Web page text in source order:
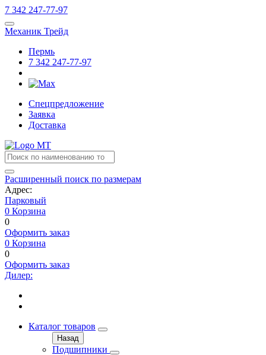
7 342 247-77-97
Механик Трейд
Пермь
7 342 247-77-97
Спецпредложение
Заявка
Доставка
Расширенный поиск по размерам
Адрес:
Парковый
0 Корзина
0
Оформить заказ
0 Корзина
0
Оформить заказ
Дилер:
Каталог товаров
Назад
Подшипники